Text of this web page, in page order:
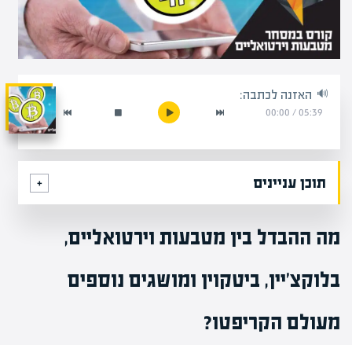
האזנה לכתבה:
05:39
/
00:00
תוכן עניינים
מה ההבדל בין מטבעות וירטואליים,
בלוקצ'יין, ביטקוין ומושגים נוספים
מעולם הקריפטו?